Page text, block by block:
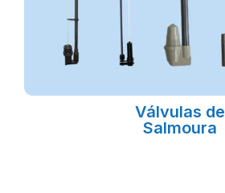
Válvulas de
Salmoura